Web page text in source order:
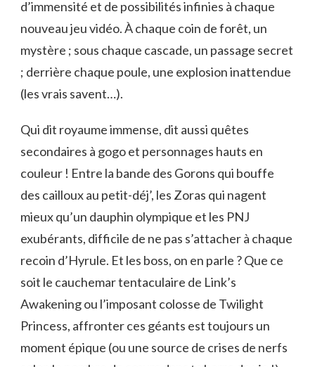
d’immensité et de possibilités infinies à chaque
nouveau jeu vidéo. À chaque coin de forêt, un
mystère ; sous chaque cascade, un passage secret
; derrière chaque poule, une explosion inattendue
(les vrais savent…).
Qui dit royaume immense, dit aussi quêtes
secondaires à gogo et personnages hauts en
couleur ! Entre la bande des Gorons qui bouffe
des cailloux au petit-déj’, les Zoras qui nagent
mieux qu’un dauphin olympique et les PNJ
exubérants, difficile de ne pas s’attacher à chaque
recoin d’Hyrule. Et les boss, on en parle ? Que ce
soit le cauchemar tentaculaire de Link’s
Awakening ou l’imposant colosse de Twilight
Princess, affronter ces géants est toujours un
moment épique (ou une source de crises de nerfs